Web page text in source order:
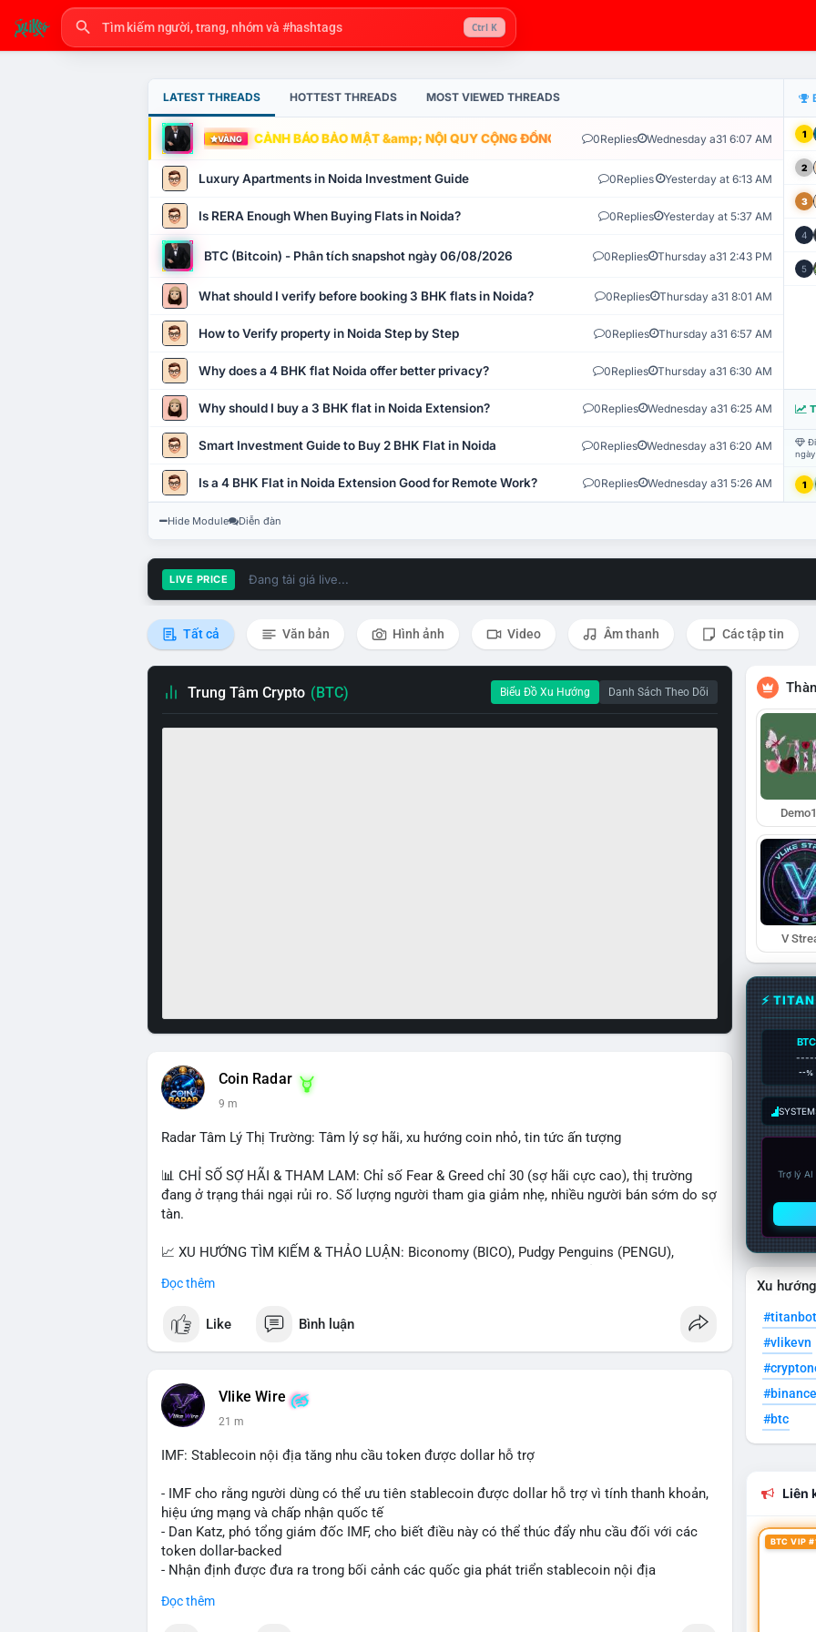
Ctrl K
LATEST THREADS HOTTEST THREADS MOST VIEWED THREADS
VÀNG CẢNH BÁO BẢO MẬT &amp; NỘI QUY CỘNG ĐỒNG VLIKE.VN: HỆ THỐNG GIÁM SÁT TỰ
0Replies Wednesday a31 6:07 AM
Luxury Apartments in Noida Investment Guide 0Replies Yesterday at 6:13 AM
Is RERA Enough When Buying Flats in Noida? 0Replies Yesterday at 5:37 AM
BTC (Bitcoin) - Phân tích snapshot ngày 06/08/2026 0Replies Thursday a31 2:43 PM
What should I verify before booking 3 BHK flats in Noida? 0Replies Thursday a31 8:01 AM
How to Verify property in Noida Step by Step 0Replies Thursday a31 6:57 AM
Why does a 4 BHK flat Noida offer better privacy? 0Replies Thursday a31 6:30 AM
Why should I buy a 3 BHK flat in Noida Extension? 0Replies Wednesday a31 6:25 AM
Smart Investment Guide to Buy 2 BHK Flat in Noida 0Replies Wednesday a31 6:20 AM
Is a 4 BHK Flat in Noida Extension Good for Remote Work? 0Replies Wednesday a31 5:26 AM
1
2
3
4
5
1
Hide Module Diễn đàn
LIVE PRICE Đang tải giá live...
Tất cả Văn bản Hình ảnh Video Âm thanh Các tập tin
Trung Tâm Crypto (BTC) Biểu Đồ Xu Hướng Danh Sách Theo Dõi
Coin Radar
9 m
Radar Tâm Lý Thị Trường: Tâm lý sợ hãi, xu hướng coin nhỏ, tin tức ấn tượng
📊 CHỈ SỐ SỢ HÃI & THAM LAM: Chỉ số Fear & Greed chỉ 30 (sợ hãi cực cao), thị trường
đang ở trạng thái ngại rủi ro. Số lượng người tham gia giảm nhẹ, nhiều người bán sớm do sợ
tàn.
📈 XU HƯỚNG TÌM KIẾM & THẢO LUẬN: Biconomy (BICO), Pudgy Penguins (PENGU),
Penguins), AI (Hyperliquid) và ổn định (BSV) nổi bật.
💬 DÒNG CHẢY TIN TỨC & TRUYỀN THÔNG: Bàn tán trên Binance Square tập trung vào
lệnh kẹp, dự báo NVDA và Musk Starship 13. Telegram nhấn mạnh luật mới tại Brazil và
💡 NHẬN ĐỊNH & KHUYẾN NGHỊ: Tâm lý ngắn hạn vẫn tiêu cực do sợ hãi, nhưng xu hướng
coin nhỏ và tin tức AI/NVIDA có thể tạo cơ hội mua sớm. Cần theo dõi sự thay đổi trong
Đọc thêm
Like Bình luận
Vlike Wire
21 m
IMF: Stablecoin nội địa tăng nhu cầu token được dollar hỗ trợ
- IMF cho rằng người dùng có thể ưu tiên stablecoin được dollar hỗ trợ vì tính thanh khoản,
hiệu ứng mạng và chấp nhận quốc tế
- Dan Katz, phó tổng giám đốc IMF, cho biết điều này có thể thúc đẩy nhu cầu đối với các
token dollar-backed
- Nhận định được đưa ra trong bối cảnh các quốc gia phát triển stablecoin nội địa
$btc $eth
Đọc thêm
V
⚡
BTC
--%
Trợ lý
Xu
#titanbot
#vlikevn
#btc
Liên
BTC VIP